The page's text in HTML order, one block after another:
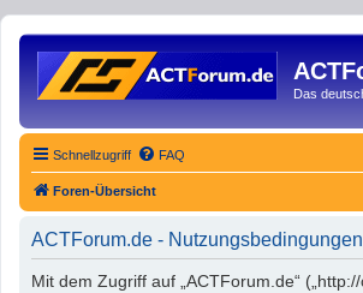
Das
Schnellzugriff FAQ
Foren-Übersicht
ACTForum.de - Nutzungsbedingungen
Mit dem Zugriff auf „ACTForum.de“